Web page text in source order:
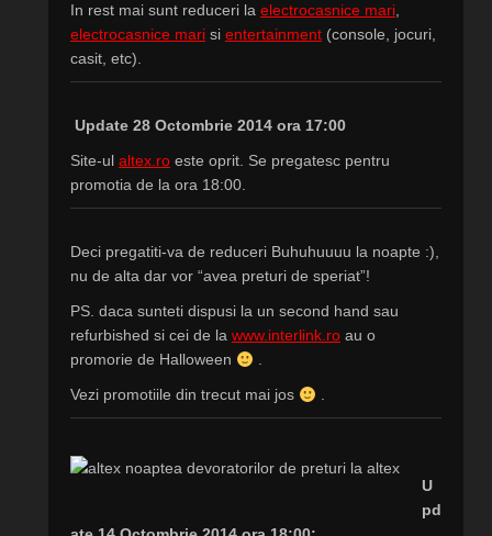
In rest mai sunt reduceri la electrocasnice mari
electrocasnice mari si entertainment (console, jocuri,
casit, etc).
Update 28 Octombrie 2014 ora 17:00
Site-ul altex.ro este oprit. Se pregatesc pentru
promotia de la ora 18:00.
Deci pregatiti-va de reduceri Buhuhuuuu la noapte :),
nu de alta dar vor “avea preturi de speriat”!
PS. daca sunteti dispusi la un second hand sau
refurbished si cei de la www.interlink.ro au o
promorie de Halloween
Vezi promotiile din trecut mai jos
U
pd